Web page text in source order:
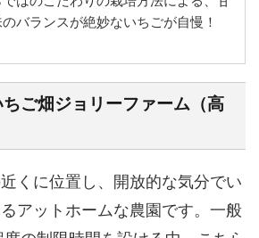
バランスが絶妙ないちごが自慢！
ご畑ジョリーファーム（高
くに位置し、開放的な気分でい
アットホームな農園です。一般